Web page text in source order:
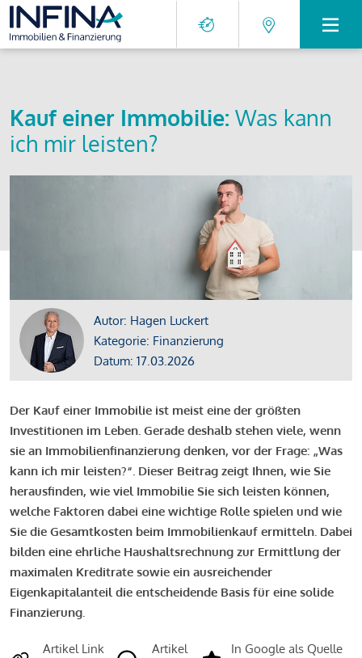
Kauf einer Immobilie: Was kann
ich mir leisten?
Autor: Hagen Luckert
Kategorie: Finanzierung
Datum: 17.03.2026
Der Kauf einer Immobilie ist meist eine der größten
Investitionen im Leben. Gerade deshalb stehen viele, wenn
sie an Immobilienfinanzierung denken, vor der Frage: „Was
kann ich mir leisten?“. Dieser Beitrag zeigt Ihnen, wie Sie
herausfinden, wie viel Immobilie Sie sich leisten können,
welche Faktoren dabei eine wichtige Rolle spielen und wie
Sie die Gesamtkosten beim Immobilienkauf ermitteln. Dabei
bilden eine ehrliche Haushaltsrechnung zur Ermittlung der
maximalen Kreditrate sowie ein ausreichender
Eigenkapitalanteil die entscheidende Basis für eine solide
Finanzierung.
Artikel Link
Artikel
In Google als Quelle